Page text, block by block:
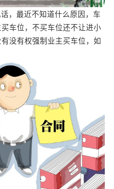
，最近不知道什么原因，车
车位，不买车位还不让进小
没有权强制业主买车位，如